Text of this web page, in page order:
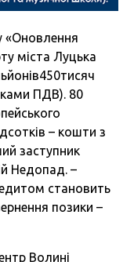
«Оновлення
міста Луцька
ПДВ). 80
– кошти з
заступник
Недопад. –
становить
позики –
Волині